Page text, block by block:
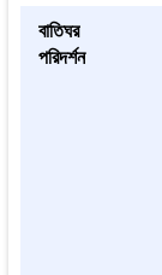
বাতিঘর
পরিদর্শন